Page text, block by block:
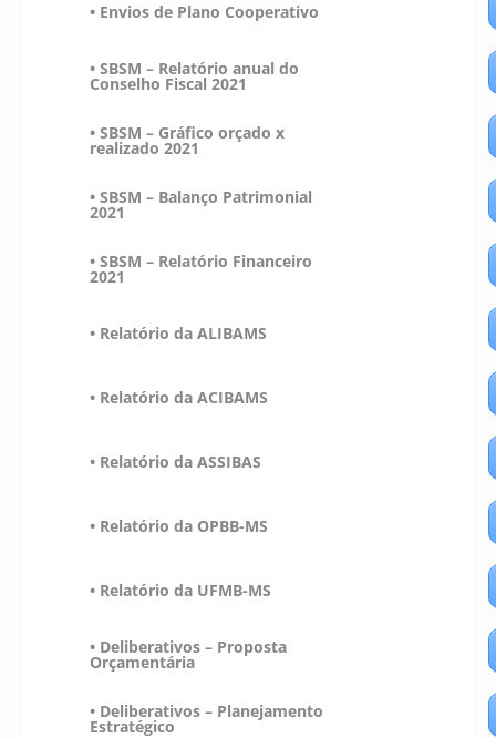
• Envios de Plano Cooperativo
• SBSM – Relatório anual do
Conselho Fiscal 2021
• SBSM – Gráfico orçado x
realizado 2021
• SBSM – Balanço Patrimonial
2021
• SBSM – Relatório Financeiro
2021
• Relatório da ALIBAMS
• Relatório da ACIBAMS
• Relatório da ASSIBAS
• Relatório da OPBB-MS
• Relatório da UFMB-MS
• Deliberativos – Proposta
Orçamentária
• Deliberativos – Planejamento
Estratégico